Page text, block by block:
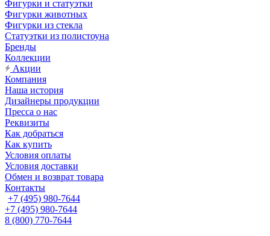
Фигурки и статуэтки
Фигурки животных
Фигурки из стекла
Статуэтки из полистоуна
Бренды
Коллекции
Акции
Компания
Наша история
Дизайнеры продукции
Пресса о нас
Реквизиты
Как добраться
Как купить
Условия оплаты
Условия доставки
Обмен и возврат товара
Контакты
+7 (495) 980-7644
+7 (495) 980-7644
8 (800) 770-7644